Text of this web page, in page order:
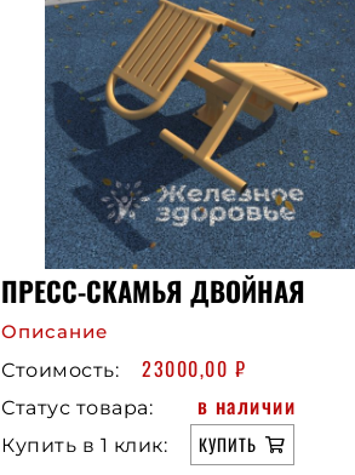
ПРЕСС-СКАМЬЯ ДВОЙНАЯ
Описание
Стоимость:
23000,00 ₽
Статус товара: в наличии
Купить в 1 клик: КУПИТЬ